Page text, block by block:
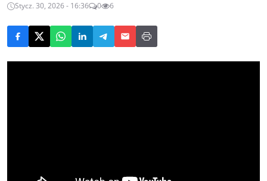
Stycz. 30, 2026 - 16:36
0 6